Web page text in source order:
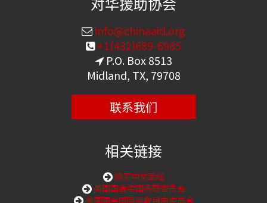
info@chinaaid.org
+1(432)689-6985
P.O. Box 8513
Midland, TX, 79708
联系我们
相关链接
购买中文圣经
美国国会中国问题委员会
美国国会国际宗教自由委员会